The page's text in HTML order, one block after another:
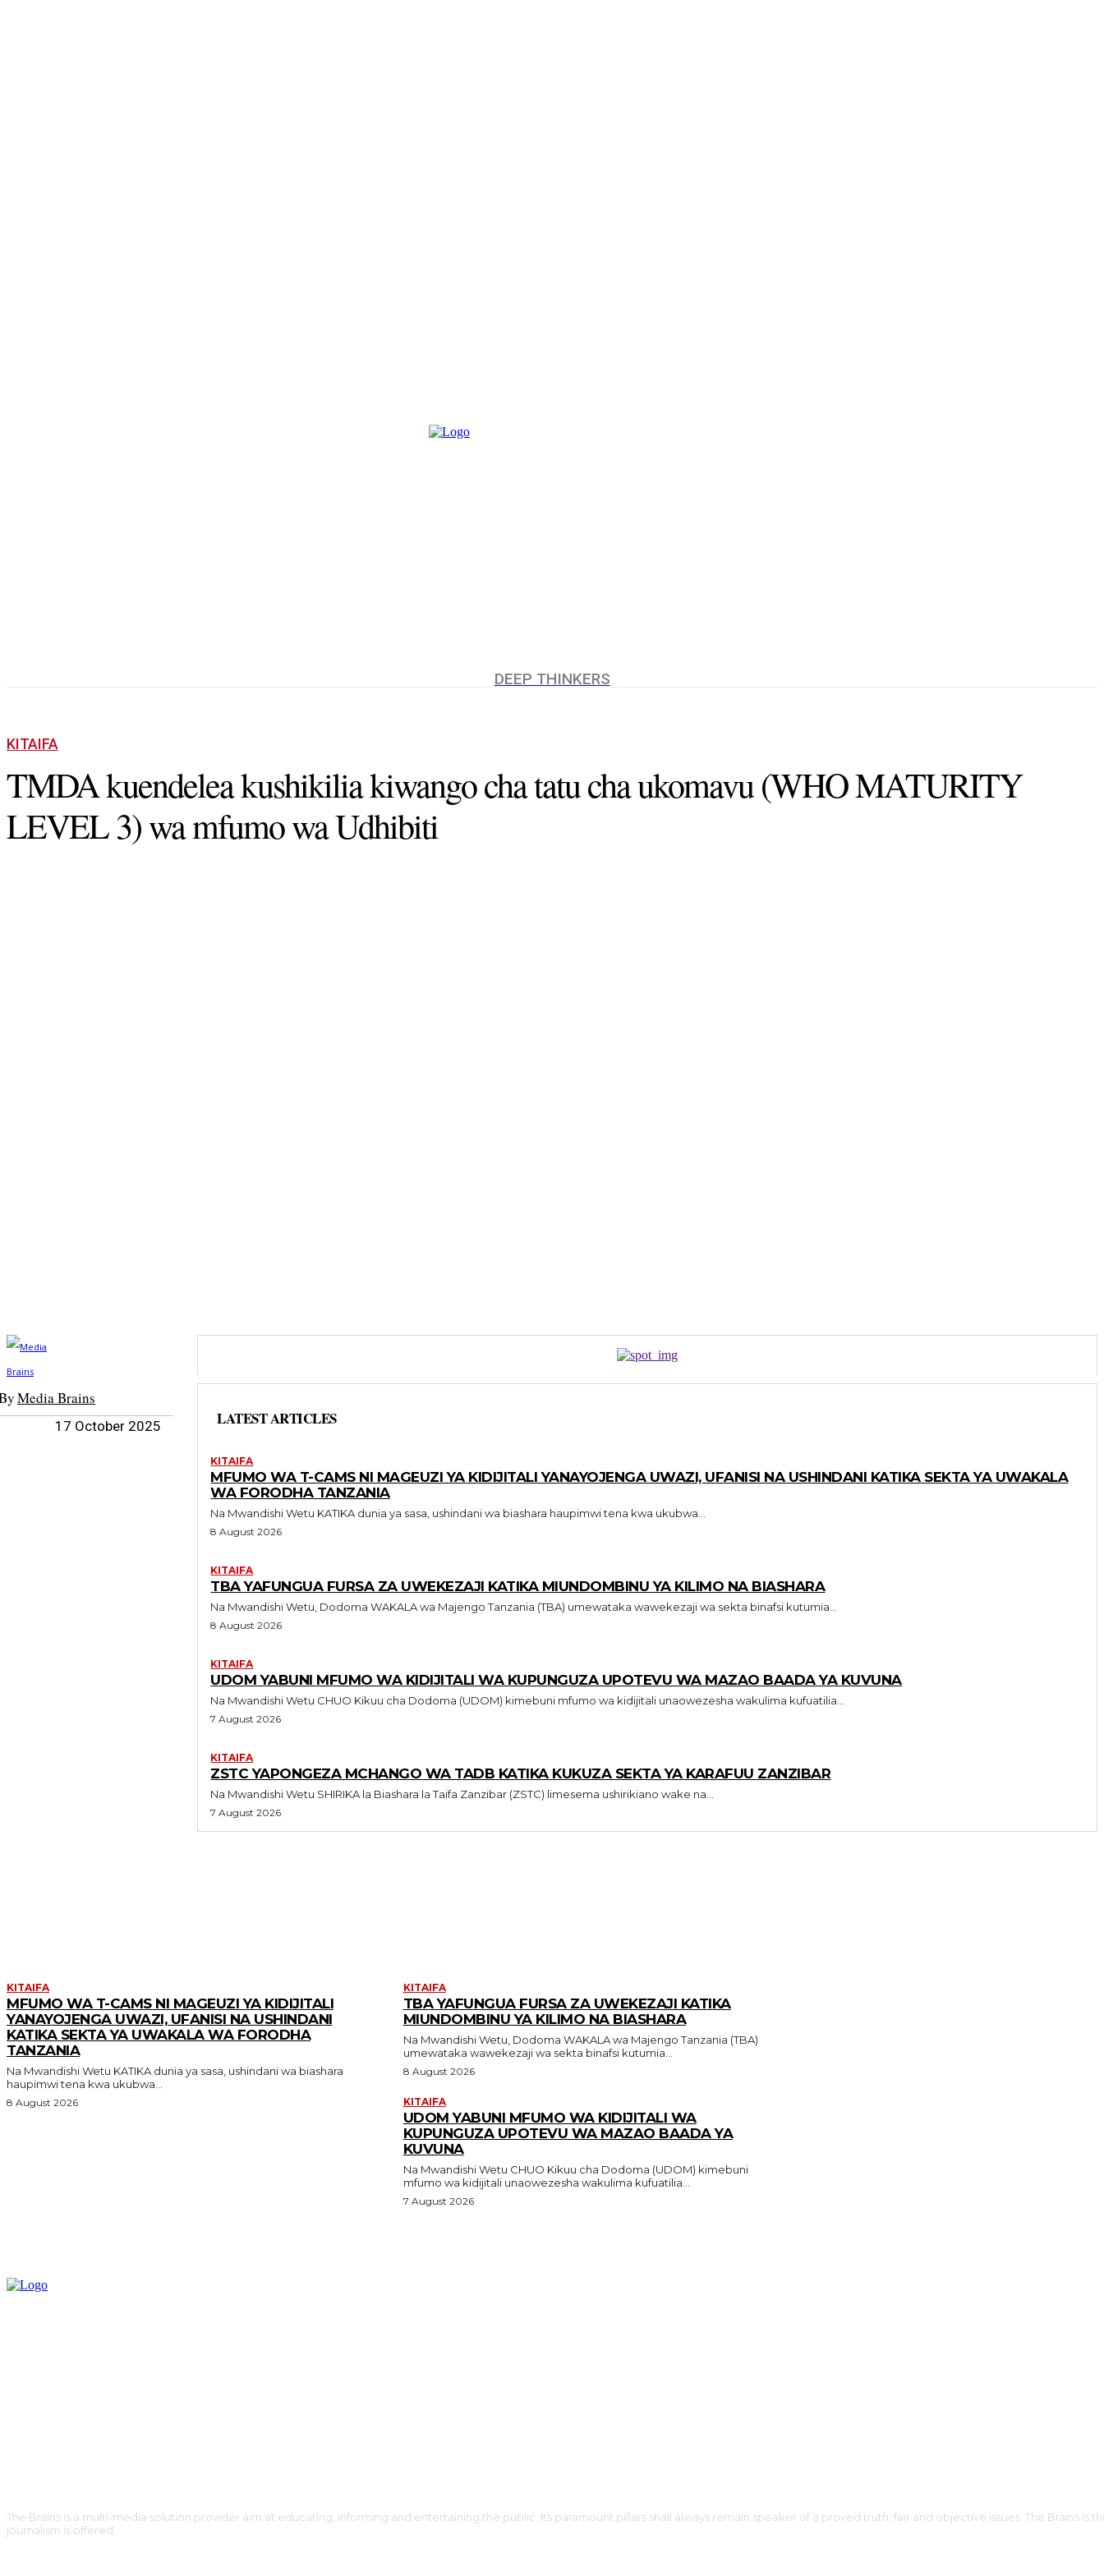
DEEP THINKERS
KITAIFA
TMDA kuendelea kushikilia kiwango cha tatu cha ukomavu (WHO MATURITY
LEVEL 3) wa mfumo wa Udhibiti
Media Brains
17 October 2025 LATEST ARTICLES
KITAIFA
MFUMO WA T-CAMS NI MAGEUZI YA KIDIJITALI YANAYOJENGA UWAZI, UFANISI NA USHINDANI KATIKA SEKTA YA UWAKALA
WA FORODHA TANZANIA
Na Mwandishi Wetu KATIKA dunia ya sasa, ushindani wa biashara haupimwi tena kwa ukubwa...
8 August 2026
KITAIFA
TBA YAFUNGUA FURSA ZA UWEKEZAJI KATIKA MIUNDOMBINU YA KILIMO NA BIASHARA
Na Mwandishi Wetu, Dodoma WAKALA wa Majengo Tanzania (TBA) umewataka wawekezaji wa sekta binafsi kutumia...
8 August 2026
KITAIFA
UDOM YABUNI MFUMO WA KIDIJITALI WA KUPUNGUZA UPOTEVU WA MAZAO BAADA YA KUVUNA
Na Mwandishi Wetu CHUO Kikuu cha Dodoma (UDOM) kimebuni mfumo wa kidijitali unaowezesha wakulima kufuatilia...
7 August 2026
KITAIFA
ZSTC YAPONGEZA MCHANGO WA TADB KATIKA KUKUZA SEKTA YA KARAFUU ZANZIBAR
Na Mwandishi Wetu SHIRIKA la Biashara la Taifa Zanzibar (ZSTC) limesema ushirikiano wake na...
7 August 2026
KITAIFA
MFUMO WA T-CAMS NI MAGEUZI YA KIDIJITALI
YANAYOJENGA UWAZI, UFANISI NA USHINDANI
KATIKA SEKTA YA UWAKALA WA FORODHA
TANZANIA
Na Mwandishi Wetu KATIKA dunia ya sasa, ushindani wa biashara
haupimwi tena kwa ukubwa...
8 August 2026
KITAIFA
TBA YAFUNGUA FURSA ZA UWEKEZAJI KATIKA
MIUNDOMBINU YA KILIMO NA BIASHARA
Na Mwandishi Wetu, Dodoma WAKALA wa Majengo Tanzania (TBA)
umewataka wawekezaji wa sekta binafsi kutumia...
8 August 2026
KITAIFA
UDOM YABUNI MFUMO WA KIDIJITALI WA
KUPUNGUZA UPOTEVU WA MAZAO BAADA YA
KUVUNA
Na Mwandishi Wetu CHUO Kikuu cha Dodoma (UDOM) kimebuni
mfumo wa kidijitali unaowezesha wakulima kufuatilia...
7 August 2026
The Brains is a multi-media solution provider aim at educating, informing and entertaining the public. Its paramount pillars shall always remain speaker of a proved truth; fair and objective issues. The Brains
journalism is offered.